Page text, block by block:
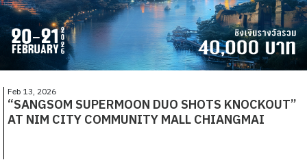
Feb 13, 2026
“SANGSOM SUPERMOON DUO SHOTS KNOCKOUT”
AT NIM CITY COMMUNITY MALL CHIANGMAI